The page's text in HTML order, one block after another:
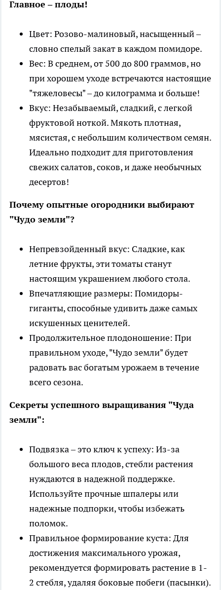
Главное – плоды!
Цвет: Розово-малиновый, насыщенный –
словно спелый закат в каждом помидоре.
Вес: В среднем, от 500 до 800 граммов, но
при хорошем уходе встречаются настоящие
"тяжеловесы" – до килограмма и больше!
Вкус: Незабываемый, сладкий, с легкой
фруктовой ноткой. Мякоть плотная,
мясистая, с небольшим количеством семян.
Идеально подходит для приготовления
свежих салатов, соков, и даже необычных
десертов!
Почему опытные огородники выбирают
"Чудо земли"?
Непревзойденный вкус: Сладкие, как
летние фрукты, эти томаты станут
настоящим украшением любого стола.
Впечатляющие размеры: Помидоры-
гиганты, способные удивить даже самых
искушенных ценителей.
Продолжительное плодоношение: При
правильном уходе, "Чудо земли" будет
радовать вас богатым урожаем в течение
всего сезона.
Секреты успешного выращивания "Чуда
земли":
Подвязка – это ключ к успеху: Из-за
большого веса плодов, стебли растения
нуждаются в надежной поддержке.
Используйте прочные шпалеры или
надежные подпорки, чтобы избежать
поломок.
Правильное формирование куста: Для
достижения максимального урожая,
рекомендуется формировать растение в 1-
2 стебля, удаляя боковые побеги (пасынки).